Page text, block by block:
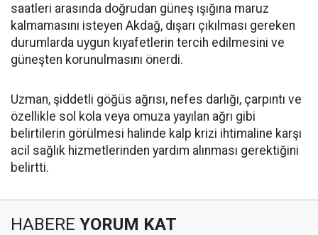
saatleri arasında doğrudan güneş ışığına maruz
kalmamasını isteyen Akdağ, dışarı çıkılması gereken
durumlarda uygun kıyafetlerin tercih edilmesini ve
güneşten korunulmasını önerdi.
Uzman, şiddetli göğüs ağrısı, nefes darlığı, çarpıntı ve
özellikle sol kola veya omuza yayılan ağrı gibi
belirtilerin görülmesi halinde kalp krizi ihtimaline karşı
acil sağlık hizmetlerinden yardım alınması gerektiğini
belirtti.
HABERE YORUM KAT